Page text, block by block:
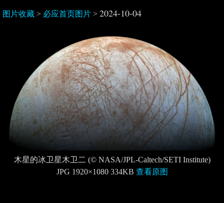
图片收藏 > 必应首页图片 > 2024-10-04
木星的冰卫星木卫二 (© NASA/JPL-Caltech/SETI Institute)
JPG 1920×1080 334KB 查看原图